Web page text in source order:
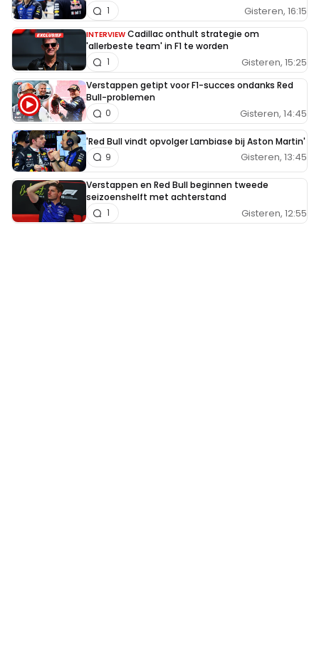
Gisteren, 16:15
1
INTERVIEW Cadillac onthult strategie om
'allerbeste team' in F1 te worden
Gisteren, 15:25
1
Verstappen getipt voor F1-succes ondanks Red
Bull-problemen
Gisteren, 14:45
0
'Red Bull vindt opvolger Lambiase bij Aston Martin'
Gisteren, 13:45
9
Verstappen en Red Bull beginnen tweede
seizoenshelft met achterstand
Gisteren, 12:55
1